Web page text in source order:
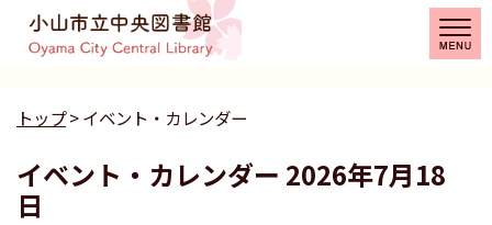
トップ> イベント・カレンダー
イベント・カレンダー 2026年7月18
日